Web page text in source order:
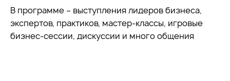
В программе – выступления лидеров бизнеса,
экспертов, практиков, мастер-классы, игровые
бизнес-сессии, дискуссии и много общения